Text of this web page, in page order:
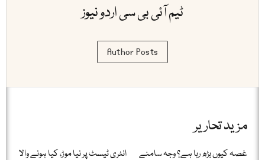
ٹیم آئی بی سی اردو نیوز
Author Posts
مزید تحاریر
غصہ کیوں بڑھ رہا ہے؟ وجہ سامنے
انٹری ٹیسٹ پر نیا موڑ، کیا ہونے والا